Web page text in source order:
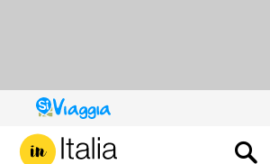
QUESTO
SITO
CONTRIBUISCE
ALL’AUDIENCE
DI